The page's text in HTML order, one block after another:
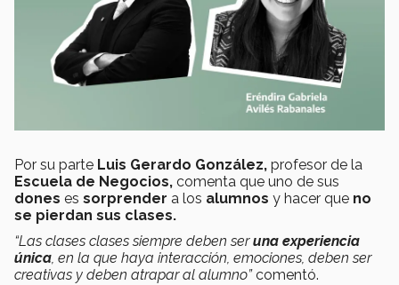
Por su parte Luis Gerardo González, profesor de la
Escuela de Negocios, comenta que uno de sus
dones es sorprender a los alumnos y hacer que no
se pierdan sus clases.
“Las clases clases siempre deben seruna experiencia
única, en la que haya interacción, emociones, deben ser
creativas y deben atrapar al alumno”comentó.